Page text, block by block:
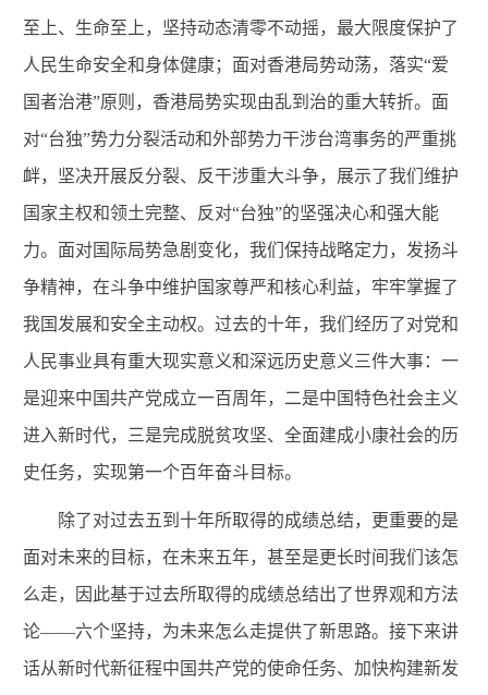
至上、生命至上，坚持动态清零不动摇，最大限度保护了
人民生命安全和身体健康；面对香港局势动荡，落实“爱
国者治港”原则，香港局势实现由乱到治的重大转折。面
对“台独”势力分裂活动和外部势力干涉台湾事务的严重挑
衅，坚决开展反分裂、反干涉重大斗争，展示了我们维护
国家主权和领土完整、反对“台独”的坚强决心和强大能
力。 面对国际局势急剧变化，我们保持战略定力，发扬斗
争精神，在斗争中维护国家尊严和核心利益，牢牢掌握了
我国发展和安全主动权。 过去的十年，我们经历了对党和
人民事业具有重大现实意义和深远历史意义三件大事：一
是迎来中国共产党成立一百周年，二是中国特色社会主义
进入新时代，三是完成脱贫攻坚、全面建成小康社会的历
史任务，实现第一个百年奋斗目标。
除了对过去五到十年所取得的成绩总结，更重要的是
面对未来的目标，在未来五年，甚至是更长时间我们该怎
么走，因此基于过去所取得的成绩总结出了世界观和方法
论——六个坚持，为未来怎么走提供了新思路。接下来讲
话从新时代新征程中国共产党的使命任务、加快构建新发